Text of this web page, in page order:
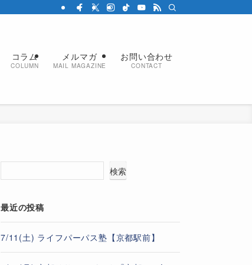
コラム
COLUMN
メルマガ
MAIL MAGAZINE
お問い合わせ
CONTACT
検索
最近の投稿
7/11(土) ライフパーパス塾【京都駅前】